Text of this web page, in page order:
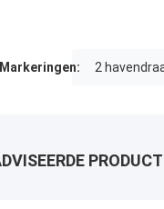
Markeringen: 2